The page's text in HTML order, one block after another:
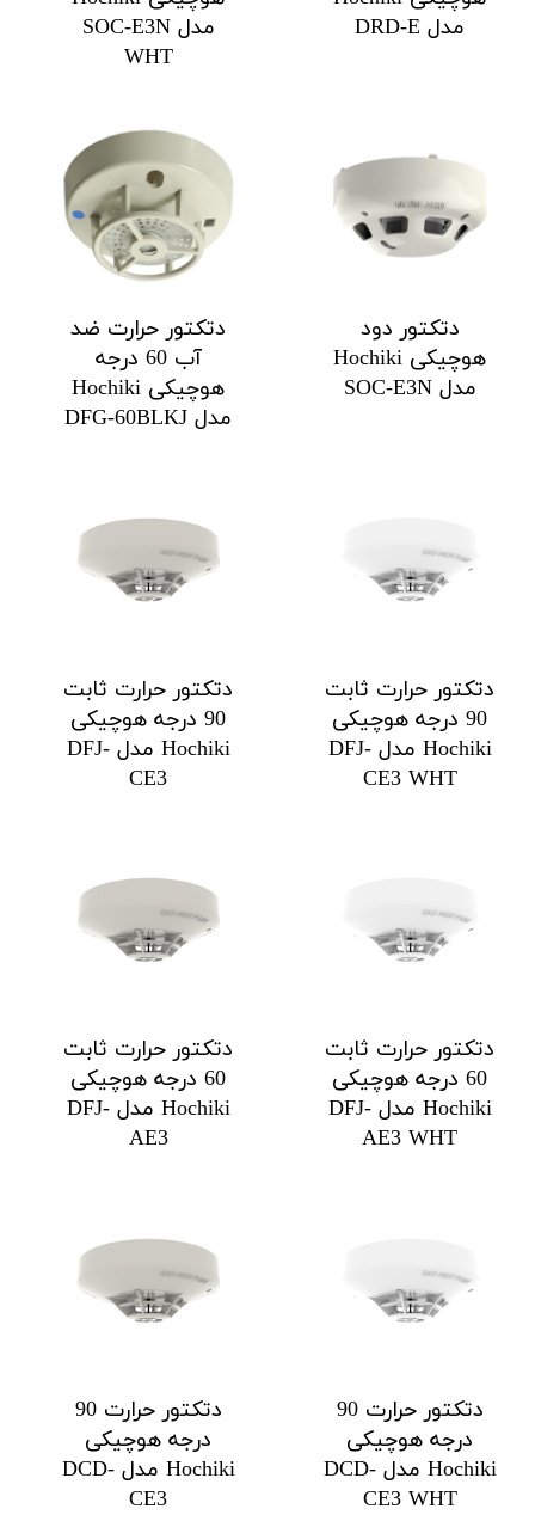
مدل DRD-E
مدل SOC-E3N
WHT
دتکتور دود
هوچیکی Hochiki
مدل SOC-E3N
دتکتور حرارت ضد
آب 60 درجه
هوچیکی Hochiki
مدل DFG-60BLKJ
دتکتور حرارت ثابت
90 درجه هوچیکی
Hochiki مدل DFJ-
CE3 WHT
دتکتور حرارت ثابت
90 درجه هوچیکی
Hochiki مدل DFJ-
CE3
دتکتور حرارت ثابت
60 درجه هوچیکی
Hochiki مدل DFJ-
AE3 WHT
دتکتور حرارت ثابت
60 درجه هوچیکی
Hochiki مدل DFJ-
AE3
دتکتور حرارت 90
درجه هوچیکی
Hochiki مدل DCD-
CE3 WHT
دتکتور حرارت 90
درجه هوچیکی
Hochiki مدل DCD-
CE3